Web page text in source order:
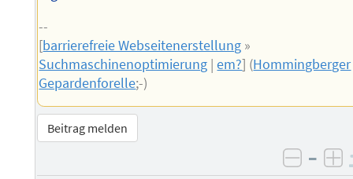
--
[barrierefreie Webseitenerstellung »
Suchmaschinenoptimierung |em?] (Hommingberger
Gepardenforelle;-)
Beitrag melden
–